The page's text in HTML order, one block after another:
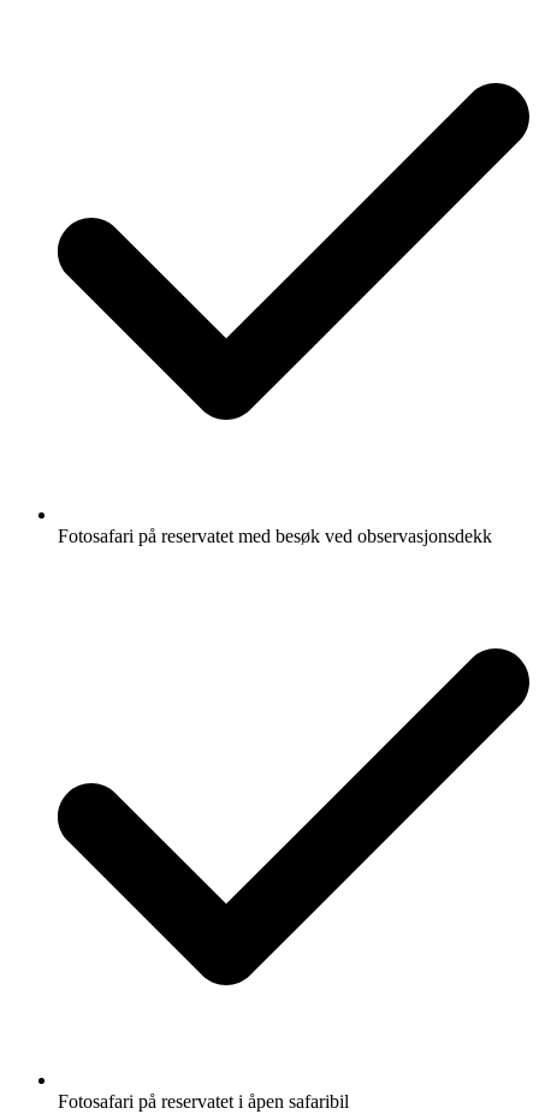
Fotosafari på reservatet med besøk ved observasjonsdekk
Fotosafari på reservatet i åpen safaribil